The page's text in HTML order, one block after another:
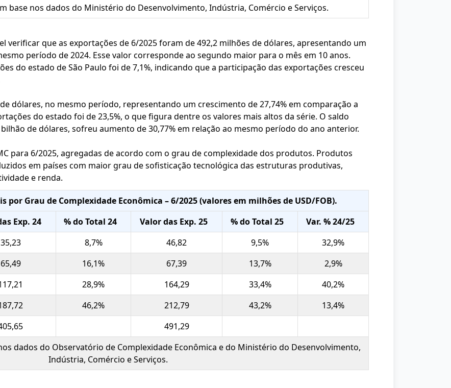
base nos dados do Ministério do Desenvolvimento, Indústria, Comércio e Serviços.
verificar que as exportações de 6/2025 foram de 492,2 milhões de dólares, apresentando um
período de 2024. Esse valor corresponde ao segundo maior para o mês em 10 anos.
do estado de São Paulo foi de 7,1%, indicando que a participação das exportações cresceu
dólares, no mesmo período, representando um crescimento de 27,74% em comparação a
do estado foi de 23,5%, o que figura dentre os valores mais altos da série. O saldo
de dólares, sofreu aumento de 30,77% em relação ao mesmo período do ano anterior.
para 6/2025, agregadas de acordo com o grau de complexidade dos produtos. Produtos
em países com maior grau de sofisticação tecnológica das estruturas produtivas,
e renda.
por Grau de Complexidade Econômica – 6/2025 (valores em milhões de USD/FOB).
Exp. 24 % do Total 24 Valor das Exp. 25 % do Total 25
Var. % 24/25
35,23 8,7% 46,82 9,5%
32,9%
65,49 16,1% 67,39 13,7%
2,9%
28,9% 164,29 33,4%
40,2%
46,2% 212,79 43,2%
13,4%
491,29
dados do Observatório de Complexidade Econômica e do Ministério do Desenvolvimento,
Indústria, Comércio e Serviços.